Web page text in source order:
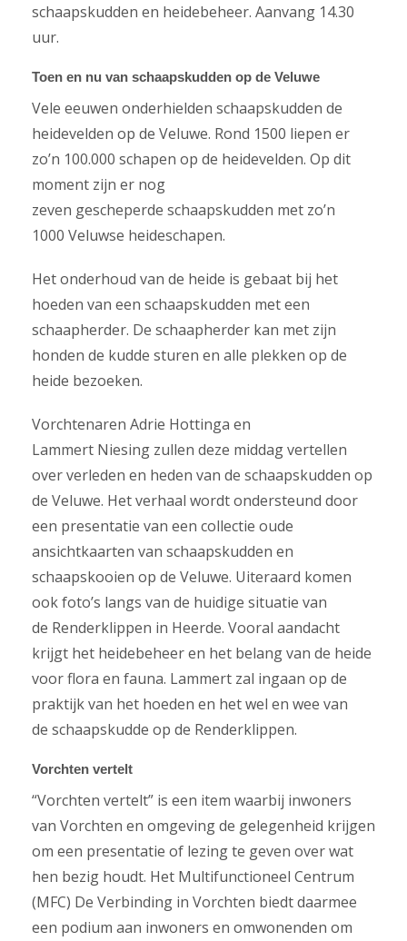
schaapskudden en heidebeheer. Aanvang 14.30
uur.
Toen en nu van schaapskudden op de Veluwe
Vele eeuwen onderhielden schaapskudden de
heidevelden op de Veluwe. Rond 1500 liepen er
zo’n 100.000 schapen op de heidevelden. Op dit
moment zijn er nog
zeven gescheperde schaapskudden met zo’n
1000 Veluwse heideschapen.
Het onderhoud van de heide is gebaat bij het
hoeden van een schaapskudden met een
schaapherder. De schaapherder kan met zijn
honden de kudde sturen en alle plekken op de
heide bezoeken.
Vorchtenaren Adrie Hottinga en
Lammert Niesing zullen deze middag vertellen
over verleden en heden van de schaapskudden op
de Veluwe. Het verhaal wordt ondersteund door
een presentatie van een collectie oude
ansichtkaarten van schaapskudden en
schaapskooien op de Veluwe. Uiteraard komen
ook foto’s langs van de huidige situatie van
de Renderklippen in Heerde. Vooral aandacht
krijgt het heidebeheer en het belang van de heide
voor flora en fauna. Lammert zal ingaan op de
praktijk van het hoeden en het wel en wee van
de schaapskudde op de Renderklippen.
Vorchten vertelt
“Vorchten vertelt” is een item waarbij inwoners
van Vorchten en omgeving de gelegenheid krijgen
om een presentatie of lezing te geven over wat
hen bezig houdt. Het Multifunctioneel Centrum
(MFC) De Verbinding in Vorchten biedt daarmee
een podium aan inwoners en omwonenden om